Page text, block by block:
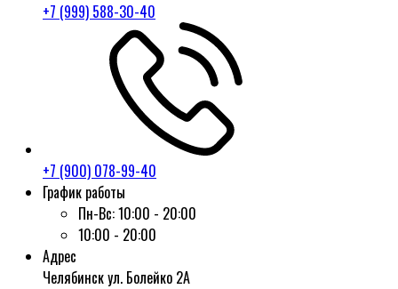
+7 (999) 588-30-40
+7 (900) 078-99-40
График работы
Пн-Вс:10:00 - 20:00
10:00 - 20:00
Адрес
Челябинск ул. Болейко 2А